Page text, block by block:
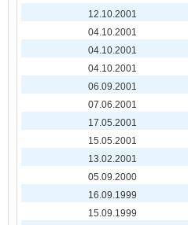
12.10.2001
04.10.2001
04.10.2001
04.10.2001
06.09.2001
07.06.2001
17.05.2001
15.05.2001
13.02.2001
05.09.2000
16.09.1999
15.09.1999